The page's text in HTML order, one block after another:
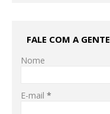
FALE COM A GENTE
Nome
E-mail *